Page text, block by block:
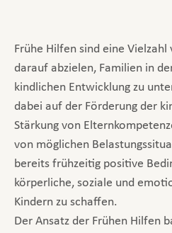
Frühe Hilfen sind eine
darauf abzielen, Familien in
kindlichen Entwicklung zu
dabei auf der Förderung der
Stärkung von
von möglichen
bereits frühzeitig positive
körperliche, soziale und
Kindern zu schaffen.
Der Ansatz der Frühen Hilfen